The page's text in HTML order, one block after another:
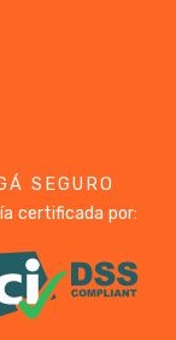
SEGURO
certificada por: